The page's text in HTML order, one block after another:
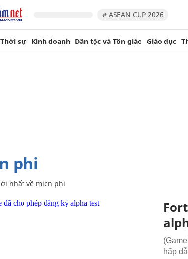
# ASEAN CUP 2026
Thời sự Kinh doanh Dân tộc và Tôn giáo Giáo dục
phi
nhất về mien phi
hấp